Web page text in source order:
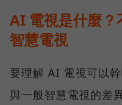
AI 電視是什麼？
智慧電視
要理解 AI 電視可以
與一般智慧電視的差